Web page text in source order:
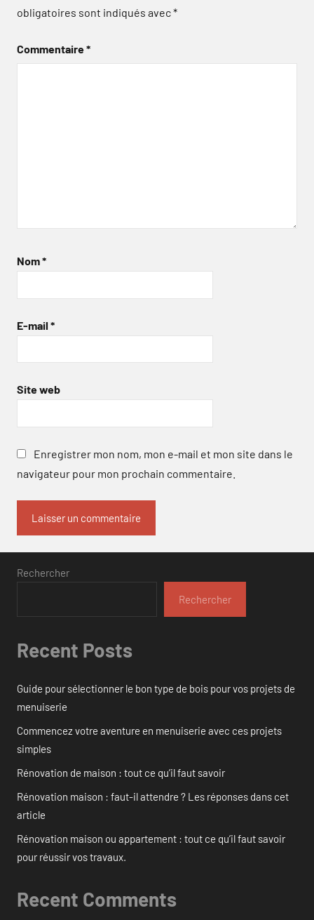
obligatoires sont indiqués avec*
Commentaire*
Nom*
E-mail *
Site web
Enregistrer mon nom, mon e-mail et mon site dans le
navigateur pour mon prochain commentaire.
Rechercher
Rechercher
Recent Posts
Guide pour sélectionner le bon type de bois pour vos projets de
menuiserie
Commencez votre aventure en menuiserie avec ces projets
simples
Rénovation de maison : tout ce qu’il faut savoir
Rénovation maison : faut-il attendre ? Les réponses dans cet
article
Rénovation maison ou appartement : tout ce qu’il faut savoir
pour réussir vos travaux.
Recent Comments